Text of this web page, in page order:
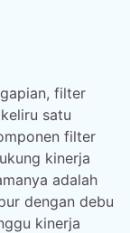
filter
satu
filter
kinerja
adalah
dengan debu
kinerja